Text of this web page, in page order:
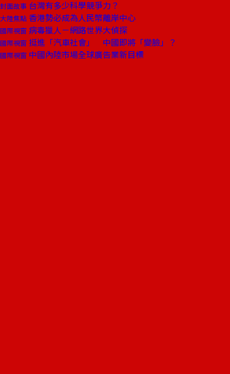
封面故事 台灣有多少科學競爭力？
大陸焦點 香港勢必成為人民幣離岸中心
國際視窗 病毒獵人－網路世界大偵探
國際視窗 挺進「汽車社會」 中國即將「變臉」？
國際視窗 中國內陸市場全球廣告業新目標